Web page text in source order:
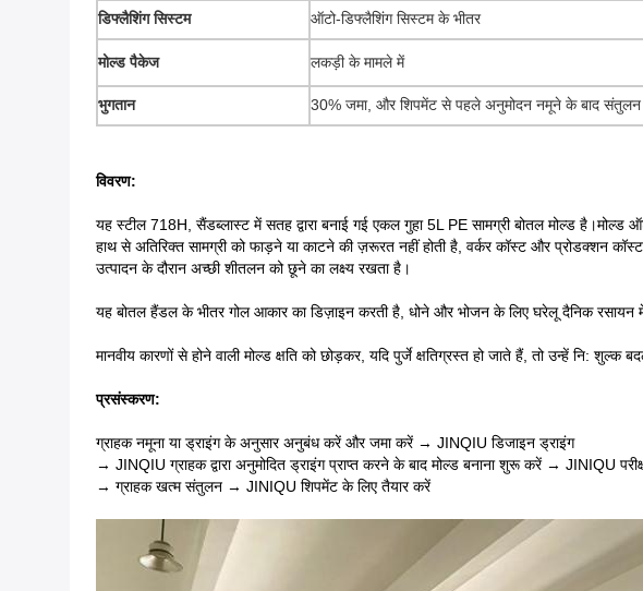
डिफ्लैशिंग सिस्टम ऑटो-डिफ्लैशिंग सिस्टम के भीतर
मोल्ड पैकेज लकड़ी के मामले में
भुगतान 30% जमा, और शिपमेंट से पहले अनुमोदन नमूने के बाद संतुलन
विवरण:
यह स्टील 718H, सैंडब्लास्ट में सतह द्वारा बनाई गई एकल गुहा 5L PE सामग्री बोतल मोल्ड
हाथ से अतिरिक्त सामग्री को फाड़ने या काटने की ज़रूरत नहीं होती है, वर्कर कॉस्ट और प्रोडक्शन
उत्पादन के दौरान अच्छी शीतलन को छूने का लक्ष्य रखता है।
यह बोतल हैंडल के भीतर गोल आकार का डिज़ाइन करती है, धोने और भोजन के लिए घरेलू दैनिक रसायन
मानवीय कारणों से होने वाली मोल्ड क्षति को छोड़कर, यदि पुर्जे क्षतिग्रस्त हो जाते हैं, तो उन्हें नि: शुल्क
प्रसंस्करण:
ग्राहक नमूना या ड्राइंग के अनुसार अनुबंध करें और जमा करें → JINQIU डिजाइन ड्राइंग
→ JINQIU ग्राहक द्वारा अनुमोदित ड्राइंग प्राप्त करने के बाद मोल्ड बनाना शुरू करें → JINIQU
→ ग्राहक खत्म संतुलन → JINIQU शिपमेंट के लिए तैयार करें